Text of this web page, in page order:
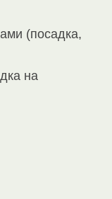
(посадка,
на